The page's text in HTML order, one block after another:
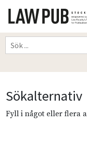
Sökalternativ
Fyll i något eller flera